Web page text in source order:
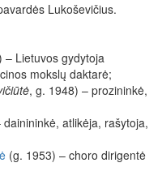
Lukoševičius.
– Lietuvos gydytoja
mokslų daktarė;
, g. 1948) – prozininkė,
atlikėja, rašytoja,
(g. 1953) – choro dirigentė